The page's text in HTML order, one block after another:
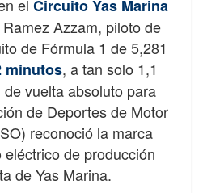
el Circuito Yas Marina
Azzam, piloto de
de Fórmula 1 de 5,281
minutos, a tan solo 1,1
vuelta absoluto para
de Deportes de Motor
reconoció la marca
de producción
de Yas Marina.